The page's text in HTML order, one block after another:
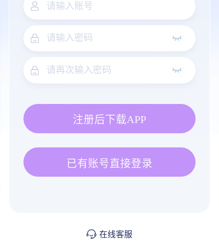
注册后下载APP
已有账号直接登录
在线客服